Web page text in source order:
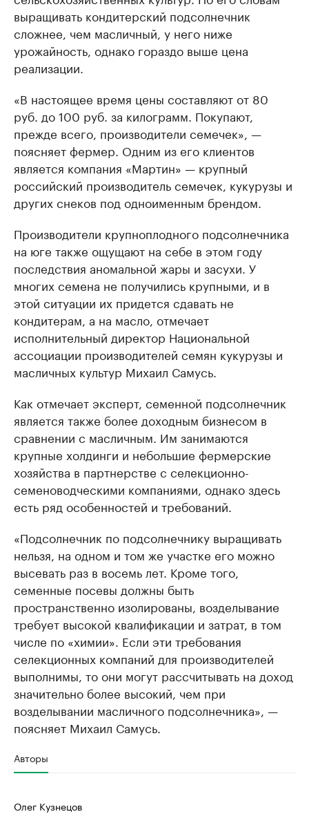
выращивать кондитерский подсолнечник
сложнее, чем масличный, у него ниже
урожайность, однако гораздо выше цена
реализации.
«В настоящее время цены составляют от 80
руб. до 100 руб. за килограмм. Покупают,
прежде всего, производители семечек», —
поясняет фермер. Одним из его клиентов
является компания «Мартин» — крупный
российский производитель семечек, кукурузы и
других снеков под одноименным брендом.
Производители крупноплодного подсолнечника
на юге также ощущают на себе в этом году
последствия аномальной жары и засухи. У
многих семена не получились крупными, и в
этой ситуации их придется сдавать не
кондитерам, а на масло, отмечает
исполнительный директор Национальной
ассоциации производителей семян кукурузы и
масличных культур Михаил Самусь.
Как отмечает эксперт, семенной подсолнечник
является также более доходным бизнесом в
сравнении с масличным. Им занимаются
крупные холдинги и небольшие фермерские
хозяйства в партнерстве с селекционно-
семеноводческими компаниями, однако здесь
есть ряд особенностей и требований.
«Подсолнечник по подсолнечнику выращивать
нельзя, на одном и том же участке его можно
высевать раз в восемь лет. Кроме того,
семенные посевы должны быть
пространственно изолированы, возделывание
требует высокой квалификации и затрат, в том
числе по «химии». Если эти требования
селекционных компаний для производителей
выполнимы, то они могут рассчитывать на доход
значительно более высокий, чем при
возделывании масличного подсолнечника», —
поясняет Михаил Самусь.
Авторы
Олег Кузнецов